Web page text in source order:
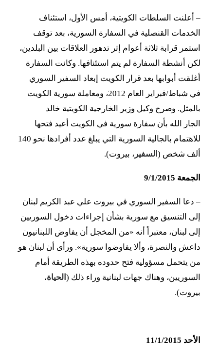
– أعلنت السلطات الكويتية، أمس الأول، استئناف
الخدمات القنصلية في السفارة السورية، بعد توقف
استمر قرابة ثلاثة أعوام إثر تدهور العلاقات بين البلدين،
لكن أنشطة السفارة لم يتم استئنافها. وكانت السفارة
أغلقت أبوابها بعد قرار الكويت إبعاد السفير السوري
في شباط/فبراير العام 2012، ومعاملة سورية الكويت
بالمثل. وصرح وكيل وزير الخارجية الكويتية خالد
الجار الله بأن سفارة سورية في الكويت أعيد فتحها
للاهتمام بالجالية السورية التي يبلغ عدد أفرادها نحو 140
ألف شخص ( السفير ، بيروت).
الجمعة 9/1/2015
– دعا ا لسفير السوري في بيروت علي عبد الكريم لبنان
إلى التنسيق مع سورية بشأن إجراءات دخول السوريين
إلى لبنان، معتبراً أنه «من المخجل أن يفاوض اللبنانيون
داعش والنصرة، وألا يفاوضوا سورية». ورأى أن لبنان هو
من يتحمل مسؤولية فتح حدوده بهذه الطريقة أمام
السوريين، وهناك جهات لبنانية وراء ذلك ( الحياة،
بيروت).
الأحد 11/1/2015